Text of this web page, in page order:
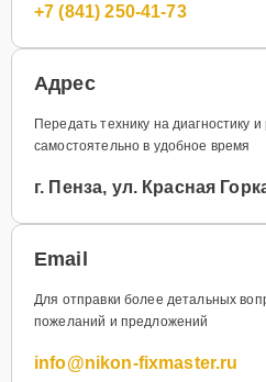
+7 (841) 250-41-73
Адрес
Передать технику на диагностику
самостоятельно в удобное время
г. Пенза, ул. Красная
Email
Для отправки более детальных
пожеланий и предложений
info@nikon-fixmaster.ru